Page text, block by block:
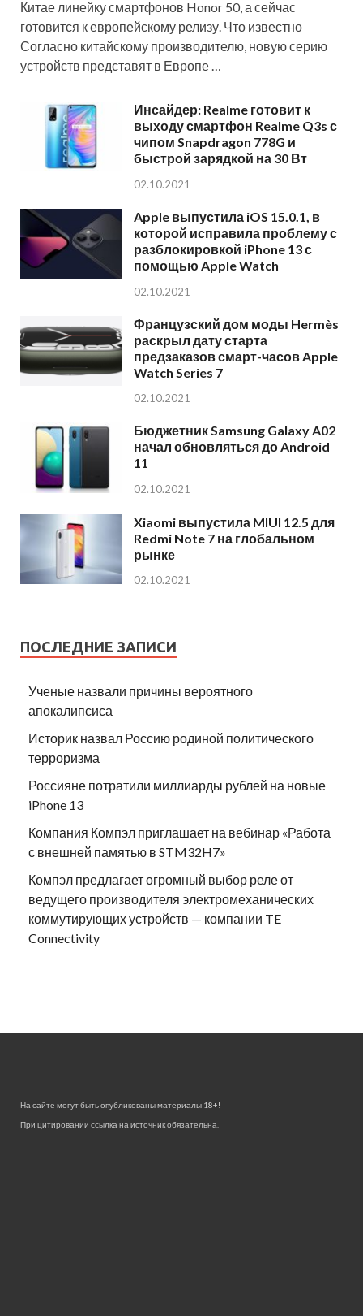
Китае линейку смартфонов Honor 50, а сейчас
готовится к европейскому релизу. Что известно
Согласно китайскому производителю, новую серию
устройств представят в Европе …
Инсайдер: Realme готовит к
выходу смартфон Realme Q3s с
чипом Snapdragon 778G и
быстрой зарядкой на 30 Вт
02.10.2021
Apple выпустила iOS 15.0.1, в
которой исправила проблему с
разблокировкой iPhone 13 с
помощью Apple Watch
02.10.2021
Французский дом моды Hermès
раскрыл дату старта
предзаказов смарт-часов Apple
Watch Series 7
02.10.2021
Бюджетник Samsung Galaxy A02
начал обновляться до Android
11
02.10.2021
Xiaomi выпустила MIUI 12.5 для
Redmi Note 7 на глобальном
рынке
02.10.2021
ПОСЛЕДНИЕ ЗАПИСИ
Ученые назвали причины вероятного
апокалипсиса
Историк назвал Россию родиной политического
терроризма
Россияне потратили миллиарды рублей на новые
iPhone 13
Компания Компэл приглашает на вебинар «Работа
с внешней памятью в STM32H7»
Компэл предлагает огромный выбор реле от
ведущего производителя электромеханических
коммутирующих устройств — компании TE
Connectivity
На сайте могут быть опубликованы материалы 18+!
При цитировании ссылка на источник обязательна.